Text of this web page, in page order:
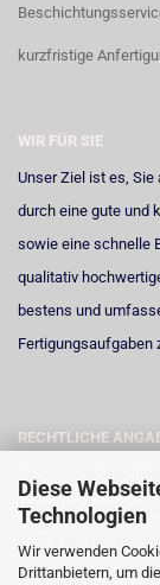
Diese
Technologien
Wir verwenden
Drittanbietern, um
kurzfristige
WIR FÜR SIE
Unser Ziel ist es, Sie
durch eine gute und
sowie eine schnelle
qualitativ
bestens und
Fertigungsaufgaben
RECHTLICHE
Umsatzsteuer-
§ 27 a
Registergericht: